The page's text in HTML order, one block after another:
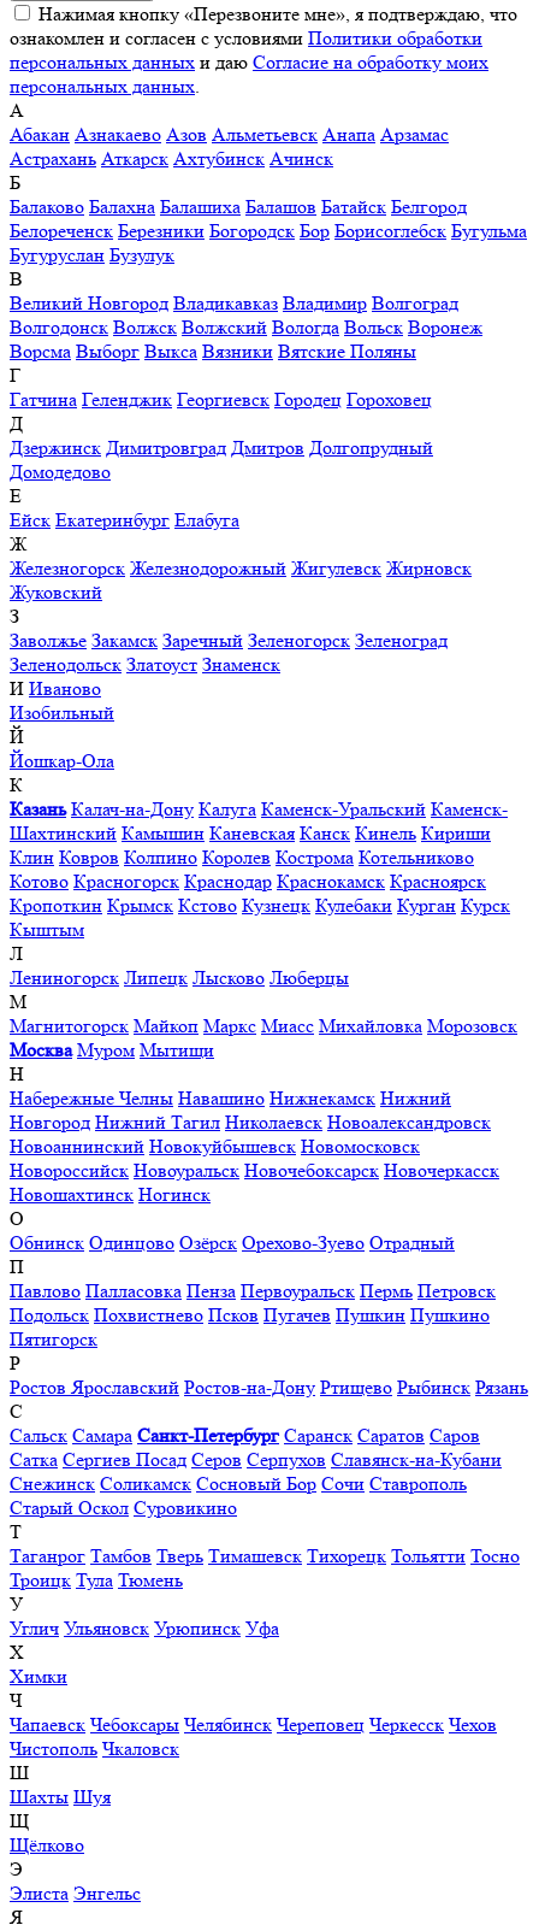
Нажимая кнопку «Перезвоните мне», я подтверждаю, что
ознакомлен и согласен с условиями Политики обработки
персональных данных и даю Согласие на обработку моих
персональных данных.
А
Абакан Азнакаево Азов Альметьевск Анапа Арзамас
Астрахань Аткарск Ахтубинск Ачинск
Б
Балаково Балахна Балашиха Балашов Батайск Белгород
Белореченск Березники Богородск Бор Борисоглебск Бугульма
Бугуруслан Бузулук
В
Великий Новгород Владикавказ Владимир Волгоград
Волгодонск Волжск Волжский Вологда Вольск Воронеж
Ворсма Выборг Выкса Вязники Вятские Поляны
Г
Гатчина Геленджик Георгиевск Городец Гороховец
Д
Дзержинск Димитровград Дмитров Долгопрудный
Домодедово
Е
Ейск Екатеринбург Елабуга
Ж
Железногорск Железнодорожный Жигулевск Жирновск
Жуковский
З
Заволжье Закамск Заречный Зеленогорск Зеленоград
Зеленодольск Златоуст Знаменск
И Иваново
Изобильный
Й
Йошкар-Ола
К
Казань Калач-на-Дону Калуга Каменск-Уральский Каменск-
Шахтинский Камышин Каневская Канск Кинель Кириши
Клин Ковров Колпино Королев Кострома Котельниково
Котово Красногорск Краснодар Краснокамск Красноярск
Кропоткин Крымск Кстово Кузнецк Кулебаки Курган Курск
Кыштым
Л
Лениногорск Липецк Лысково Люберцы
М
Магнитогорск Майкоп Маркс Миасс Михайловка Морозовск
Москва Муром Мытищи
Н
Набережные Челны Навашино Нижнекамск Нижний
Новгород Нижний Тагил Николаевск Новоалександровск
Новоаннинский Новокуйбышевск Новомосковск
Новороссийск Новоуральск Новочебоксарск Новочеркасск
Новошахтинск Ногинск
О
Обнинск Одинцово Озёрск Орехово-Зуево Отрадный
П
Павлово Палласовка Пенза Первоуральск Пермь Петровск
Подольск Похвистнево Псков Пугачев Пушкин Пушкино
Пятигорск
Р
Ростов Ярославский Ростов-на-Дону Ртищево Рыбинск Рязань
С
Сальск Самара Санкт-Петербург Саранск Саратов Саров
Сатка Сергиев Посад Серов Серпухов Славянск-на-Кубани
Снежинск Соликамск Сосновый Бор Сочи Ставрополь
Старый Оскол Суровикино
Т
Таганрог Тамбов Тверь Тимашевск Тихорецк Тольятти Тосно
Троицк Тула Тюмень
У
Углич Ульяновск Урюпинск Уфа
Х
Химки
Ч
Чапаевск Чебоксары Челябинск Череповец Черкесск Чехов
Чистополь Чкаловск
Ш
Шахты Шуя
Щ
Щёлково
Э
Элиста Энгельс
Я